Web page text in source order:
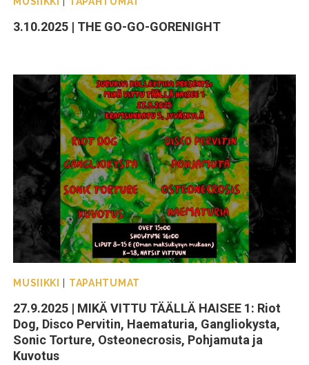
3.10.2025 | THE GO-GO-GORENIGHT
MUSIIKKI TAPAHTUMAT
27.9.2025 | MIKÄ VITTU TÄÄLLÄ HAISEE 1: Riot
Dog, Disco Pervitin, Haematuria, Gangliokysta,
Sonic Torture, Osteonecrosis, Pohjamuta ja
Kuvotus